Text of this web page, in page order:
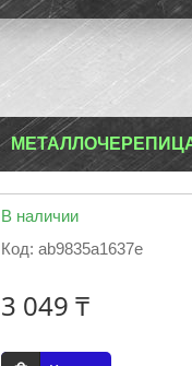
В наличии
Код: ab9835a1637e
3 049 ₸